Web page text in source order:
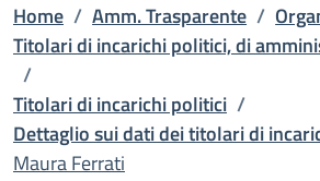
Home / Amm. Trasparente /
Titolari di incarichi politici, di
/
Titolari di incarichi politici /
Dettaglio sui dati dei titolari di
Maura Ferrati